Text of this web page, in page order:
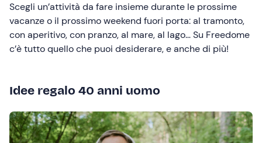
Scegli un’attività da fare insieme durante le prossime
vacanze o il prossimo weekend fuori porta: al tramonto,
con aperitivo, con pranzo, al mare, al lago… Su Freedome
c’è tutto quello che puoi desiderare, e anche di più!
Idee regalo 40 anni uomo